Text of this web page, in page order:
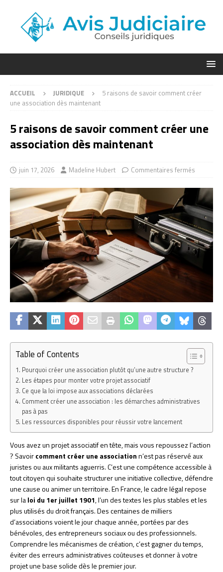
ACCUEIL JURIDIQUE
5 raisons de savoir comment créer
une association dès maintenant
5 raisons de savoir comment créer une
association dès maintenant
juin 17, 2026 Madeline Hubert Commentaires fermés
Table of Contents
Pourquoi créer une association plutôt qu’une autre structure ?
Les étapes pour monter votre projet associatif
Ce que la loi impose aux associations déclarées
Comment créer une association : les démarches administratives
pas à pas
Les ressources disponibles pour réussir votre lancement
Vous avez un projet associatif en tête, mais vous repoussez l’action
? Savoircomment créer une associationn’est pas réservé aux
juristes ou aux militants aguerris. C’est une compétence accessible à
tout citoyen qui souhaite structurer une initiative collective, défendre
une cause ou animer un territoire. En France, le cadre légal repose
sur laloi du 1er juillet 1901, l’un des textes les plus stables et les
plus utilisés du droit français. Des centaines de milliers
d’associations voient le jour chaque année, portées par des
bénévoles, des entrepreneurs sociaux ou des professionnels.
Comprendre les mécanismes de création, c’est gagner du temps,
éviter des erreurs administratives coûteuses et donner à votre
projet une base solide dès le premier jour.